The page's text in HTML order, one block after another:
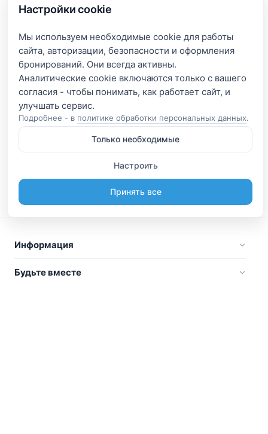
Настройки cookie
Мы используем необходимые cookie для работы
сайта, авторизации, безопасности и оформления
бронирований. Они всегда активны.
Аналитические cookie включаются только с вашего
согласия - чтобы понимать, как работает сайт, и
Подробнее - в политике обработки персональных данных.
Только необходимые
Настроить
Принять все
Информация
Будьте вместе